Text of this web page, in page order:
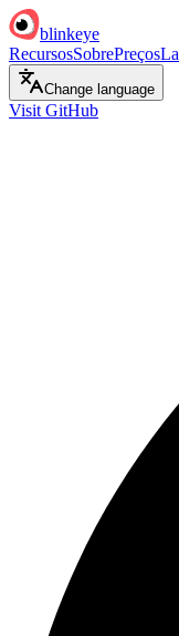
blinkeye
RecursosSobrePreços
Change language
Visit GitHub